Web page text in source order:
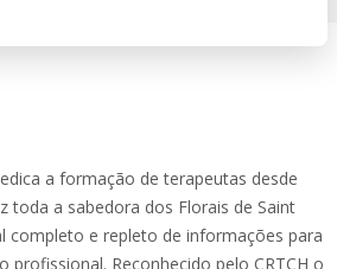
a formação de terapeutas desde
toda a sabedora dos Florais de Saint
completo e repleto de informações para
Reconhecido pelo CRTCH o